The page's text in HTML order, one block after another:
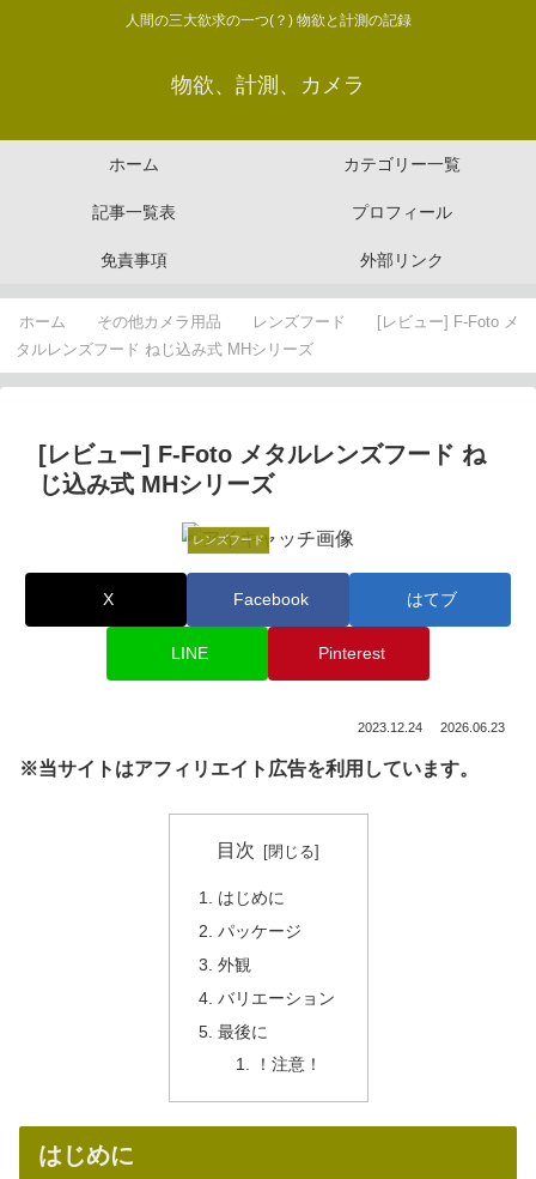
人間の三大欲求の一つ(？) 物欲と計測の記録
物欲、計測、カメラ
ホーム カテゴリー一覧
記事一覧表 プロフィール
免責事項 外部リンク
ホーム その他カメラ用品 レンズフード
[レビュー] F-Foto メ
タルレンズフード ねじ込み式 MHシリーズ
[レビュー] F-Foto メタルレンズフード ね
じ込み式 MHシリーズ
レンズフード
X Facebook はてブ
LINE Pinterest
2023.12.24 2026.06.23
※当サイトはアフィリエイト広告を利用しています。
目次
はじめに
パッケージ
外観
バリエーション
最後に
！注意！
はじめに